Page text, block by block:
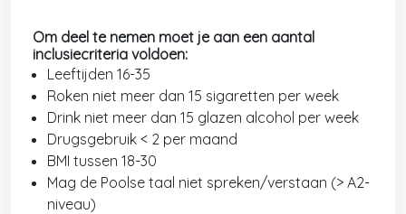
Om deel te nemen moet je aan een aantal
inclusiecriteria voldoen:
Leeftijden 16-35
Roken niet meer dan 15 sigaretten per week
Drink niet meer dan 15 glazen alcohol per week
Drugsgebruik < 2 per maand
BMI tussen 18-30
Mag de Poolse taal niet spreken/verstaan ​​(> A2-
niveau)